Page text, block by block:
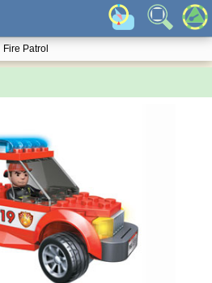
Fire Patrol